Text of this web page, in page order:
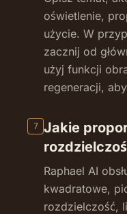
oświetlenie,
użycie. W
zacznij od
użyj funkcji
regeneracji,
7
Jakie
Raphael AI
kwadratowe,
rozdzielczość,